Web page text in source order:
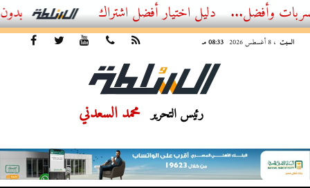
أفضل اشتراك IPTV بدون تقطيع 2026 – دليل المشاهد العصري
السبت ، 8 أغسطس 2026 08:33 مـ
رئيس التحرير محمد السعدني